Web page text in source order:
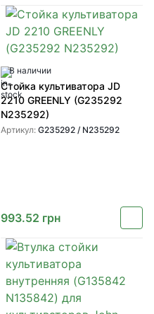
В наличии
Стойка культиватора JD
2210 GREENLY (G235292
N235292)
Артикул: G235292 / N235292
993.52 грн